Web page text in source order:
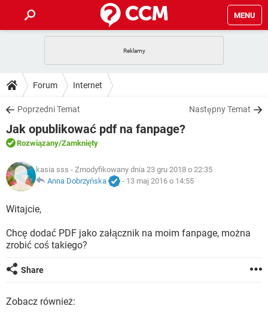
MENU
GRY
SPOTIFY
INSTAGRAM FACEBOOK
WINDOWS 10
PORADY
PlayStation
SPOTIFY
INSTAGRAM
WINDOWS 10
DO POBRANIA
ANDROID TIKTOK
GRY
IOS NETFLIX
INSTAGRAM
WINDOWS 10
FORUM
COVID-19
GRY WHATSAPP
WINDOWS 10
ARTYKUŁY
COVID-19
GRY
SPOTIFY NETFLIX
WINDOWS 10
Forum Internet
Poprzedni Temat Następny Temat
Jak opublikować pdf na fanpage?
Rozwiązany/Zamknięty
kasia sss - Zmodyfikowany dnia 23 gru 2018 o 22:35
Anna Dobrzyńska
- 13 maj 2016 o 14:55
Witajcie,
Chcę dodać PDF jako załącznik na moim fanpage, można
zrobić coś takiego?
Share
Zobacz również: